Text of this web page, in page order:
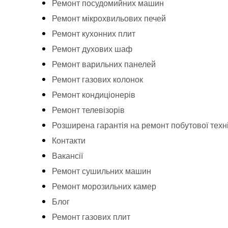
Ремонт посудомийних машин
Ремонт мікрохвильових печей
Ремонт кухонних плит
Ремонт духових шаф
Ремонт варильних панелей
Ремонт газових колонок
Ремонт кондиціонерів
Ремонт телевізорів
Розширена гарантія на ремонт побутової
Контакти
Вакансії
Ремонт сушильних машин
Ремонт морозильних камер
Блог
Ремонт газових плит